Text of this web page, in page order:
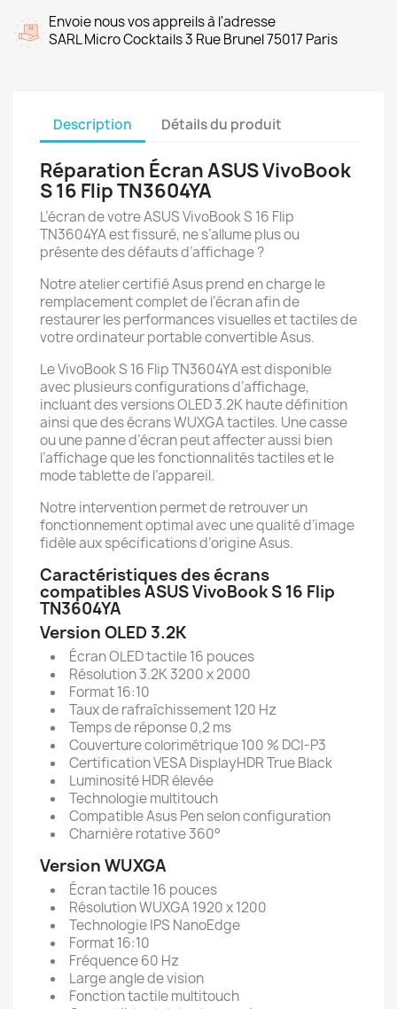
Envoie nous vos appreils à l'adresse
SARL Micro Cocktails 3 Rue Brunel 75017 Paris
Description Détails du produit
Réparation Écran ASUS VivoBook
S 16 Flip TN3604YA
L’écran de votre ASUS VivoBook S 16 Flip
TN3604YA est fissuré, ne s’allume plus ou
présente des défauts d’affichage ?
Notre atelier certifié Asus prend en charge le
remplacement complet de l’écran afin de
restaurer les performances visuelles et tactiles de
votre ordinateur portable convertible Asus.
Le VivoBook S 16 Flip TN3604YA est disponible
avec plusieurs configurations d’affichage,
incluant des versions OLED 3.2K haute définition
ainsi que des écrans WUXGA tactiles. Une casse
ou une panne d’écran peut affecter aussi bien
l’affichage que les fonctionnalités tactiles et le
mode tablette de l’appareil.
Notre intervention permet de retrouver un
fonctionnement optimal avec une qualité d’image
fidèle aux spécifications d’origine Asus.
Caractéristiques des écrans
compatibles ASUS VivoBook S 16 Flip
TN3604YA
Version OLED 3.2K
Écran OLED tactile 16 pouces
Résolution 3.2K 3200 x 2000
Format 16:10
Taux de rafraîchissement 120 Hz
Temps de réponse 0,2 ms
Couverture colorimétrique 100 % DCI-P3
Certification VESA DisplayHDR True Black
Luminosité HDR élevée
Technologie multitouch
Compatible Asus Pen selon configuration
Charnière rotative 360°
Version WUXGA
Écran tactile 16 pouces
Résolution WUXGA 1920 x 1200
Technologie IPS NanoEdge
Format 16:10
Fréquence 60 Hz
Large angle de vision
Fonction tactile multitouch